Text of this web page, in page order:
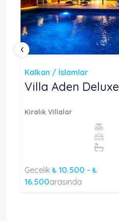
Kalkan / İslamlar
Villa Aden Deluxe
Kiralık Villalar
Gecelik ₺ 10.500 - ₺
16.500arasında
‹